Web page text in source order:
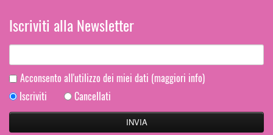
Iscriviti alla Newsletter
Acconsento all'utilizzo dei miei dati (maggiori info)
Iscriviti
Cancellati